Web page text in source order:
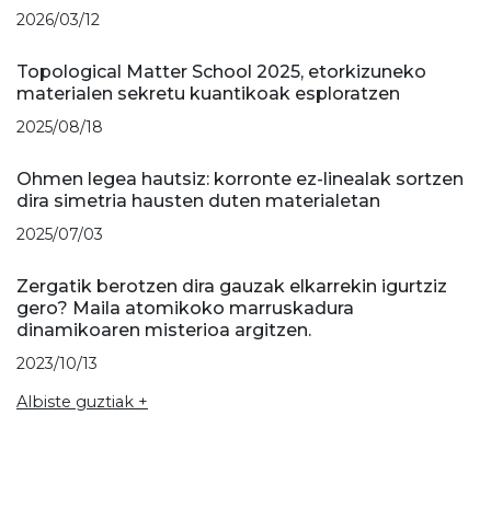
2026/03/12
Topological Matter School 2025, etorkizuneko
materialen sekretu kuantikoak esploratzen
2025/08/18
Ohmen legea hautsiz: korronte ez-linealak sortzen
dira simetria hausten duten materialetan
2025/07/03
Zergatik berotzen dira gauzak elkarrekin igurtziz
gero? Maila atomikoko marruskadura
dinamikoaren misterioa argitzen.
2023/10/13
Albiste guztiak +